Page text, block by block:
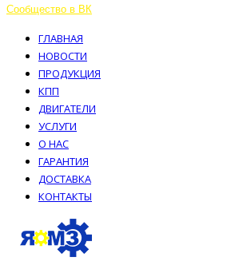
Сообщество в ВК
ГЛАВНАЯ
НОВОСТИ
ПРОДУКЦИЯ
КПП
ДВИГАТЕЛИ
УСЛУГИ
О НАС
ГАРАНТИЯ
ДОСТАВКА
КОНТАКТЫ